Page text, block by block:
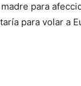
para
para volar a